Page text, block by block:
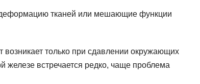
тканей или мешающие функции
только при сдавлении окружающих
железе встречается редко, чаще проблема